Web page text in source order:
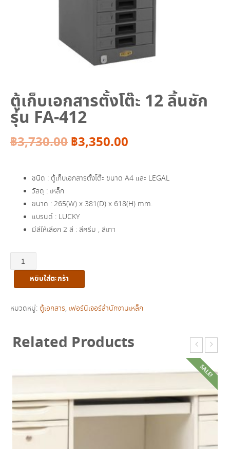
ตู้เก็บเอกสารตั้งโต๊ะ 12 ลิ้นชัก
รุ่น FA-412
฿3,730.00Original
was:
฿3,730.00.
฿3,350.00
is:
฿3,350.00.
ชนิด : ตู้เก็บเอกสารตั้งโต๊ะ ขนาด A4 และ LEGAL
วัสดุ : เหล็ก
ขนาด : 265(W) x 381(D) x 618(H) mm.
แบรนด์ : LUCKY
มีสีให้เลือก 2 สี : สีครีม , สีเทา
จำนวน
ตู้
ตั้ง
12
ลิ้น
รุ่น
412
ชิ้น
หยิบใส่ตะกร้า
หมวดหมู่: ตู้เอกสาร, เฟอร์นิเจอร์สำนักงานเหล็ก
Related Products
SALE!